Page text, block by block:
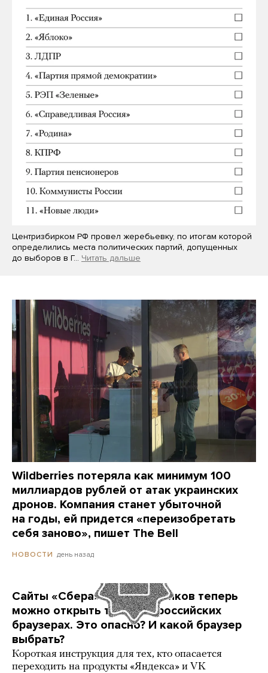
Центризбирком РФ провел жеребьевку, по итогам которой
определились места политических партий, допущенных
до выборов в Г… Читать дальше
Wildberries потеряла как минимум 100
миллиардов рублей от атак украинских
дронов. Компания станет убыточной
на годы, ей придется «переизобретать
себя заново», пишет The Bell
НОВОСТИ день назад
Сайты «Сбера» и других банков теперь
можно открыть только в российских
браузерах. Это опасно? И какой браузер
выбрать?
Короткая инструкция для тех, кто опасается
переходить на продукты «Яндекса» и VK